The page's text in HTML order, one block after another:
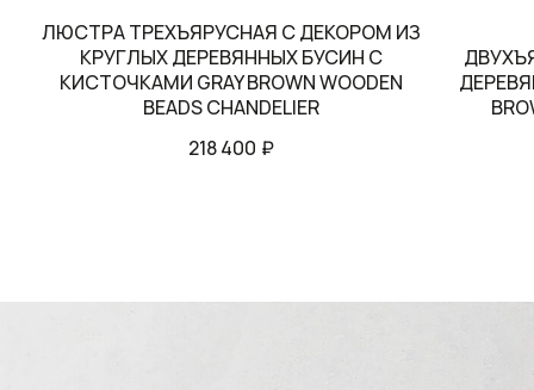
ЛЮСТРА ТРЕХЪЯРУСНАЯ С ДЕКОРОМ ИЗ
КРУГЛЫХ ДЕРЕВЯННЫХ БУСИН С
КИСТОЧКАМИ GRAY BROWN WOODEN
BEADS CHANDELIER
218 400 ₽